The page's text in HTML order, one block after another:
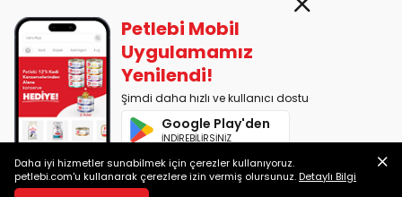
PETLEBİ EVCİL HAYVAN ÜRÜNLERİ PAZ. SAN. TİC. LTD. ŞTİ. Alaşarköy Mah.
1. Alaşar Cad. No: 9 Osmangazi/Bursa
7290599225 vergi numarasıyla Uludağ Vergi Dairesi'ne bağlıdır.
2014-2026 © petlebi.com v11.89.0
Bursa'da sevgiyle yapıldı.
Petlebi Mobil
Uygulamamız
Yenilendi!
Şimdi daha hızlı ve kullanıcı dostu
Google Play'den
İNDİREBİLİRSİNİZ
App Store'dan
Daha iyi hizmetler sunabilmek için çerezler kullanıyoruz.
petlebi.com'u kullanarak çerezlere izin vermiş olursunuz.Detaylı Bilgi